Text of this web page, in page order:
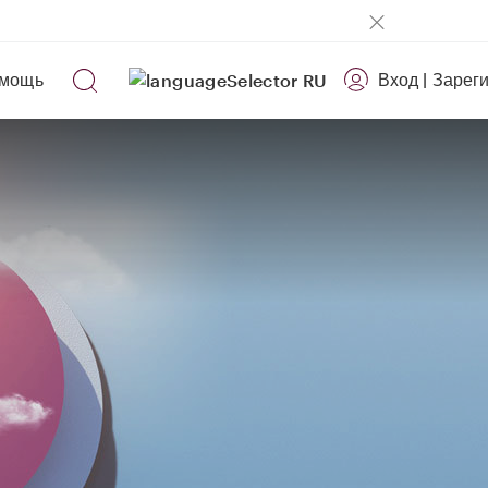
RU Вход |